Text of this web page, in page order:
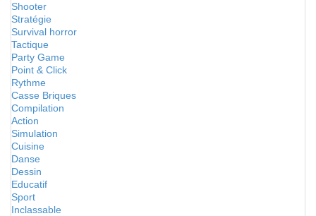
Shooter
Stratégie
Survival horror
Tactique
Party Game
Point & Click
Rythme
Casse Briques
Compilation
Action
Simulation
Cuisine
Danse
Dessin
Educatif
Sport
Inclassable